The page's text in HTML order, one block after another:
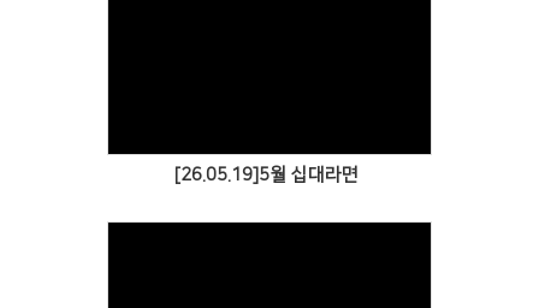
[26.05.19]5월 십대라면